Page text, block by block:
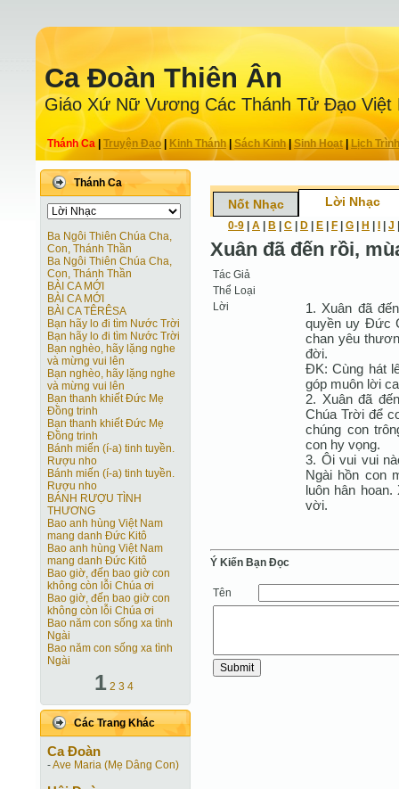
Ca Ðoàn Thiên Ân
Giáo Xứ Nữ Vương Các Thánh Tử Ðạo Việt
Thánh Ca Truyện Ðạo| Kinh Thánh Sách Kinh|Sinh Hoạt| Lịch Trình
Thánh Ca
Ba Ngôi Thiên Chúa Cha,
Con, Thánh Thần
Ba Ngôi Thiên Chúa Cha,
Con, Thánh Thần
BÀI CA MỚI
BÀI CA MỚI
BÀI CA TÊRÊSA
Bạn hãy lo đi tìm Nước Trời
Bạn hãy lo đi tìm Nước Trời
Bạn nghèo, hãy lặng nghe
và mừng vui lên
Bạn nghèo, hãy lặng nghe
và mừng vui lên
Bạn thanh khiết Ðức Mẹ
Ðồng trinh
Bạn thanh khiết Ðức Mẹ
Ðồng trinh
Bánh miến (í-a) tinh tuyền.
Rượu nho
Bánh miến (í-a) tinh tuyền.
Rượu nho
BÁNH RƯỢU TÌNH
THƯƠNG
Bao anh hùng Việt Nam
mang danh Ðức Kitô
Bao anh hùng Việt Nam
mang danh Ðức Kitô
Bao giờ, đến bao giờ con
không còn lỗi Chúa ơi
Bao giờ, đến bao giờ con
không còn lỗi Chúa ơi
Bao năm con sống xa tình
Ngài
Bao năm con sống xa tình
Ngài
1 2 3 4
Các Trang Khác
Ca Ðoàn
-Ave Maria (Mẹ Dâng Con)
Nốt Nhạc Lời Nhạc
0-9 A B C D E F G H J
Xuân đã đến rồi,
Tác Giả
Thể Loại
Lời
1. Xuân đã
quyền uy Ðức
chan yêu
đời.
ÐK: Cùng hát
góp muôn lời
2. Xuân đã
Chúa Trời để
chúng con
con hy vọng.
3. Ôi vui vui
Ngài hồn con
luôn hân
vời.
Ý Kiến Bạn Ðọc
Tên